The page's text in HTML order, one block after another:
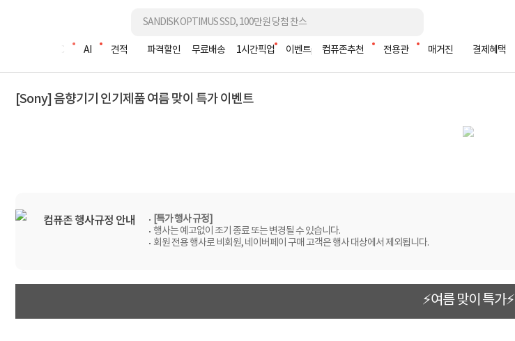
조립PC AI 견적 파격할인 무료배송 1시간픽업 이벤트 컴퓨존추천 전용관 매거진 결제혜택
[Sony] 음향기기 인기제품 여름 맞이 특가 이벤트
컴퓨존 행사규정 안내
[특가 행사 규정]
행사는 예고없이 조기 종료 또는 변경될 수 있습니다.
회원 전용 행사로 비회원, 네이버페이 구매 고객은 행사 대상에서 제외됩니다.
⚡여름 맞이 특가⚡